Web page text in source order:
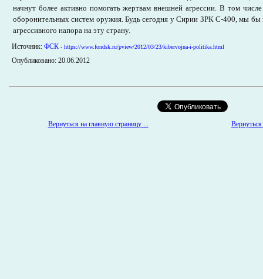
начнут более активно помогать жертвам внешней агрессии. В том
оборонительных систем оружия. Будь сегодня у Сирии ЗРК С-400, мы бы
агрессивного напора на эту страну.
Источник: ФСК - https://www.fondsk.ru/pview/2012/03/23/kibervojna-i-politika.html
Опубликовано: 20.06.2012
Вернуться